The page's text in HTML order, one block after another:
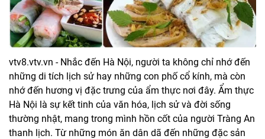
vtv8.vtv.vn - Nhắc đến Hà Nội, người ta không chỉ nhớ đến
những di tích lịch sử hay những con phố cổ kính, mà còn
nhớ đến hương vị đặc trưng của ẩm thực nơi đây. Ẩm thực
Hà Nội là sự kết tinh của văn hóa, lịch sử và đời sống
thường nhật, mang trong mình hồn cốt của người Tràng An
thanh lịch. Từ những món ăn dân dã đến những đặc sản